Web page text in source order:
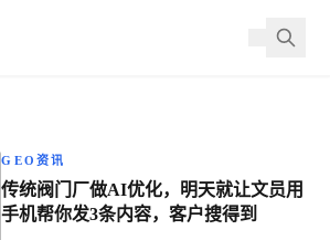
GEO资讯
传统阀门厂做AI优化，明天就让文员用
手机帮你发3条内容，客户搜得到